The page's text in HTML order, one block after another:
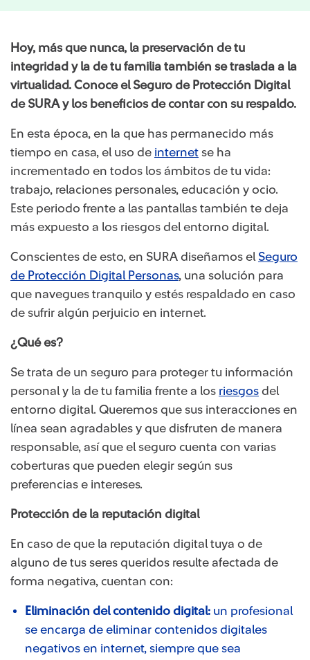
Hoy, más que nunca, la preservación de tu
integridad y la de tu familia también se traslada a la
virtualidad. Conoce el Seguro de Protección Digital
de SURA y los beneficios de contar con su respaldo.
En esta época, en la que has permanecido más
tiempo en casa, el uso de internet se ha
incrementado en todos los ámbitos de tu vida:
trabajo, relaciones personales, educación y ocio.
Este periodo frente a las pantallas también te deja
más expuesto a los riesgos del entorno digital.
Conscientes de esto, en SURA diseñamos el Seguro
de Protección Digital Personas, una solución para
que navegues tranquilo y estés respaldado en caso
de sufrir algún perjuicio en internet.
¿Qué es?
Se trata de un seguro para proteger tu información
personal y la de tu familia frente a los riesgos del
entorno digital. Queremos que sus interacciones en
línea sean agradables y que disfruten de manera
responsable, así que el seguro cuenta con varias
coberturas que pueden elegir según sus
preferencias e intereses.
Protección de la reputación digital
En caso de que la reputación digital tuya o de
alguno de tus seres queridos resulte afectada de
forma negativa, cuentan con:
Eliminación del contenido digital: un profesional
se encarga de eliminar contenidos digitales
negativos en internet, siempre que sea